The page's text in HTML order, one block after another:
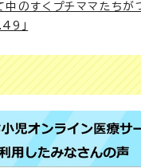
中のすくプチママたちが
」